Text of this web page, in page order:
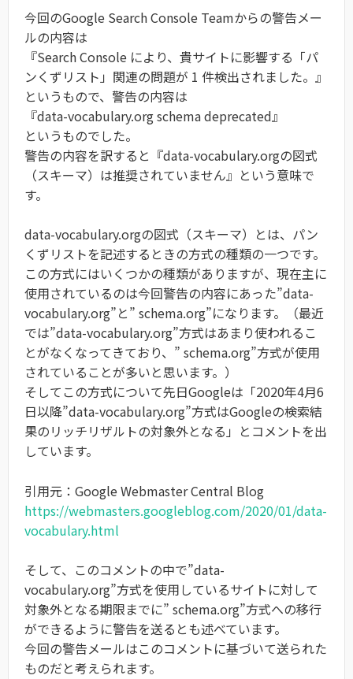
今回のGoogle Search Console Teamからの警告メー
ルの内容は
『Search Console により、貴サイトに影響する「パ
ンくずリスト」関連の問題が 1 件検出されました。』
というもので、警告の内容は
『data-vocabulary.org schema deprecated』
というものでした。
警告の内容を訳すると『data-vocabulary.orgの図式
（スキーマ）は推奨されていません』という意味で
す。
data-vocabulary.orgの図式（スキーマ）とは、パン
くずリストを記述するときの方式の種類の一つです。
この方式にはいくつかの種類がありますが、現在主に
使用されているのは今回警告の内容にあった”data-
vocabulary.org”と” schema.org”になります。（最近
では”data-vocabulary.org”方式はあまり使われるこ
とがなくなってきており、” schema.org”方式が使用
されていることが多いと思います。）
そしてこの方式について先日Googleは「2020年4月6
日以降”data-vocabulary.org”方式はGoogleの検索結
果のリッチリザルトの対象外となる」とコメントを出
しています。
引用元：Google Webmaster Central Blog
https://webmasters.googleblog.com/2020/01/data-
vocabulary.html
そして、このコメントの中で”data-
vocabulary.org”方式を使用しているサイトに対して
対象外となる期限までに” schema.org”方式への移行
ができるように警告を送るとも述べています。
今回の警告メールはこのコメントに基づいて送られた
ものだと考えられます。